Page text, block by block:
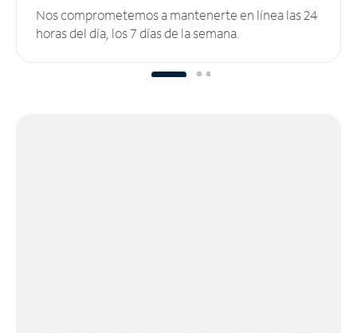
Nos comprometemos a mantenerte en línea las 24
horas del día, los 7 días de la semana.